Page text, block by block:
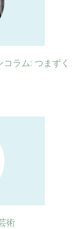
ラム: つまずく
術